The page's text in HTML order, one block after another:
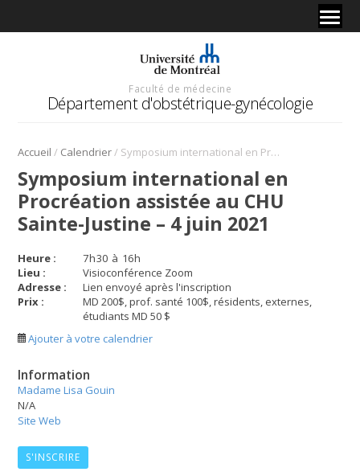
Faculté de médecine
Département d'obstétrique-gynécologie
Accueil / Calendrier/ Symposium international en Procréation assistée au CHU Sainte-Justine – 4 juin 2021
Symposium international en
Procréation assistée au CHU
Sainte-Justine – 4 juin 2021
Heure : 7h30 à 16h
Lieu :
Visioconférence Zoom
Adresse :
Lien envoyé après l'inscription
Prix :
MD 200$, prof. santé 100$, résidents, externes,
étudiants MD 50 $
Ajouter à votre calendrier
Information
Madame Lisa Gouin
N/A
Site Web
S'INSCRIRE